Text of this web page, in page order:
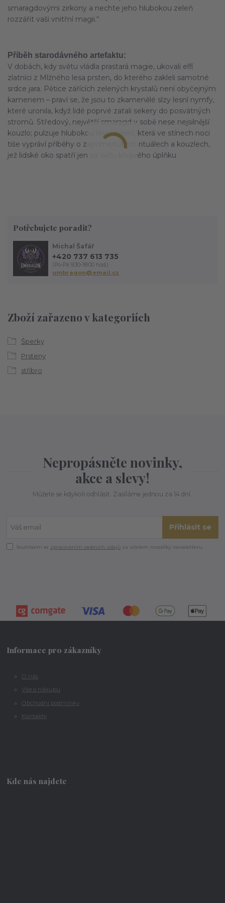
smaragdovými zirkony a nechte jeho hlubokou zeleň
rozzářit vaši vnitřní magii.“
Příběh starodávného artefaktu:
V dobách, kdy světu vládla prastará magie, ukovali elfí
zlatníci z Mlžného lesa prsten, do kterého zakleli samotné
srdce jara. Pětice zářících zelených krystalů není obyčejným
kamenem – praví se, že jsou to zkamenělé slzy lesní nymfy,
které uronila, když lidé poprvé zaťali sekery do posvátných
stromů. Středový, největší smaragd v sobě nese nejsilnější
kouzlo; pulzuje hlubokou lesní zelení, která ve stínech noci
tiše vypráví příběhy o zapomenutých rituálech a kouzlech,
jež lidské oko spatří jen za svitu krvavého úplňku
Zboží zařazeno v kategoriích
Šperky
Prsteny
stříbro
Potřebujete poradit?
Michal Šafář
+420 737 613 735
(Po-Pá 9:30-18:00 hod.)
umbragon@email.cz
Nepropásněte novinky,
akce a slevy!
Můžete se kdykoli odhlásit. Zasíláme jednou za 14 dní.
Přihlásit se
Souhlasím se zpracováním osobních údajů za účelem rozesílky newsletteru.
Informace pro zákazníky
O nás
Vše o nákupu
Obchodní podmínky
Kontakty
Kde nás najdete